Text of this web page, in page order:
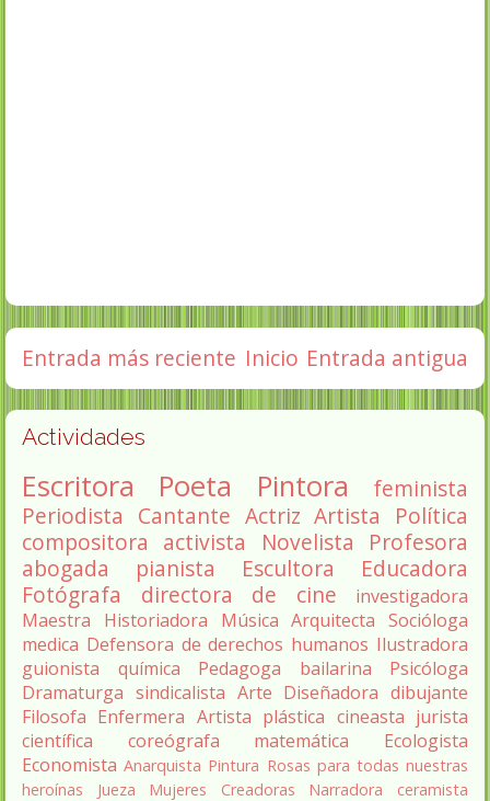
Entrada más reciente Entrada antigua
Inicio
Actividades
Escritora Poeta Pintora
feminista
Periodista Cantante Actriz Artista
Política
compositora activista Novelista
Profesora
abogada
pianista Escultora
Educadora
Fotógrafa
directora de cine
investigadora
Maestra
Historiadora Música Arquitecta Socióloga
medica Defensora de derechos humanos Ilustradora
guionista
química Pedagoga bailarina
Psicóloga
Dramaturga sindicalista Arte Diseñadora dibujante
Filosofa Enfermera Artista plástica cineasta jurista
científica
coreógrafa matemática
Ecologista
Economista Anarquista Pintura Rosas para todas nuestras
heroínas
Jueza Mujeres Creadoras Narradora
ceramista